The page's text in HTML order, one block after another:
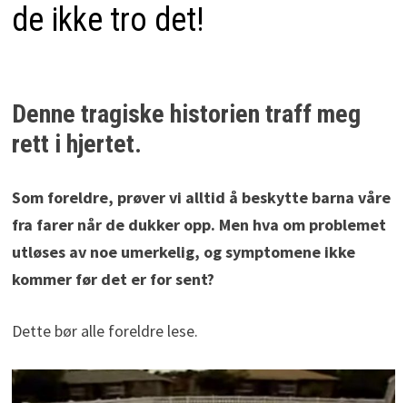
de ikke tro det!
Denne tragiske historien traff meg
rett i hjertet.
Som foreldre, prøver vi alltid å beskytte barna våre
fra farer når de dukker opp. Men hva om problemet
utløses av noe umerkelig, og symptomene ikke
kommer før det er for sent?
Dette bør alle foreldre lese.